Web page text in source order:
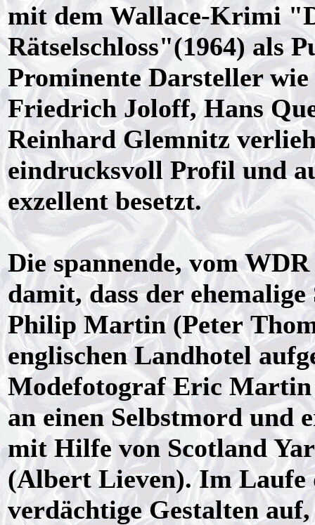
mit dem Wallace-Krimi
Rätselschloss"(1964) als
Prominente Darsteller
Friedrich Joloff, Hans
Reinhard Glemnitz
eindrucksvoll Profil und
exzellent besetzt.
Die spannende, vom
damit, dass der
Philip Martin (Peter
englischen Landhotel
Modefotograf Eric
an einen Selbstmord und
mit Hilfe von Scotland
(Albert Lieven). Im Laufe
verdächtige Gestalten auf,